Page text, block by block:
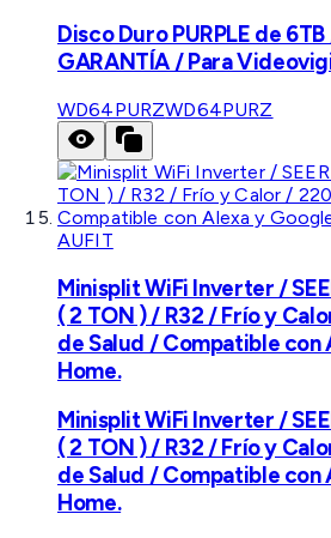
Disco Duro PURPLE de
GARANTÍA / Para
WD64PURZWD64PURZ
AUFIT
Minisplit WiFi Inverter /
( 2 TON ) / R32 / Frío y
de Salud / Compatible con
Home.
Minisplit WiFi Inverter /
( 2 TON ) / R32 / Frío y
de Salud / Compatible con
Home.